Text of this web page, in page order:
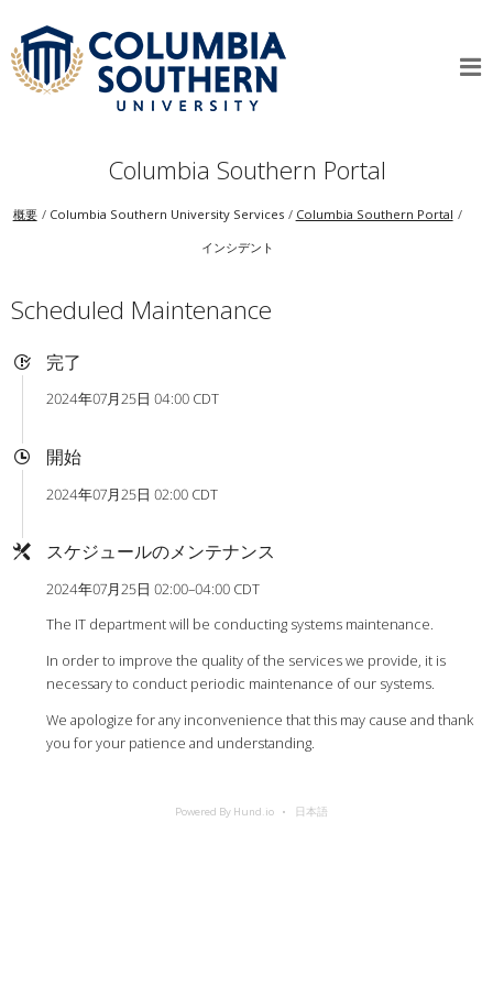
Columbia Southern Portal
概要 Columbia Southern University Services
Columbia Southern Portal
インシデント
Scheduled Maintenance
完了
2024年07月25日 04:00 CDT
開始
2024年07月25日 02:00 CDT
スケジュールのメンテナンス
2024年07月25日 02:00–04:00 CDT
The IT department will be conducting systems maintenance.
In order to improve the quality of the services we provide, it is
necessary to conduct periodic maintenance of our systems.
We apologize for any inconvenience that this may cause and thank
you for your patience and understanding.
Powered By Hund.io 日本語